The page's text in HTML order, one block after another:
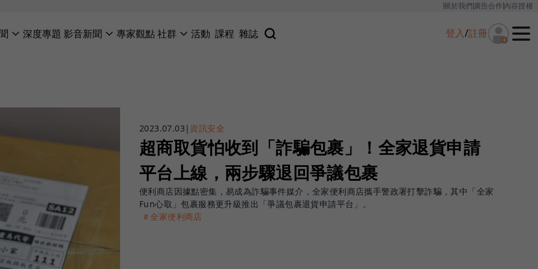
關於我們廣告合作內容授權
深度專題 影音新聞 專家觀點社群 活動 課程 雜誌 登入/註冊
2023.07.03 | 資訊安全
超商取貨怕收到「詐騙包裹」！全家退貨申請
平台上線，兩步驟退回爭議包裹
便利商店因據點密集，易成為詐騙事件媒介，全家便利商店攜手警政署打擊詐騙，其中「全家
Fun心取」包裹服務更升級推出「爭議包裹退貨申請平台」。
＃全家便利商店